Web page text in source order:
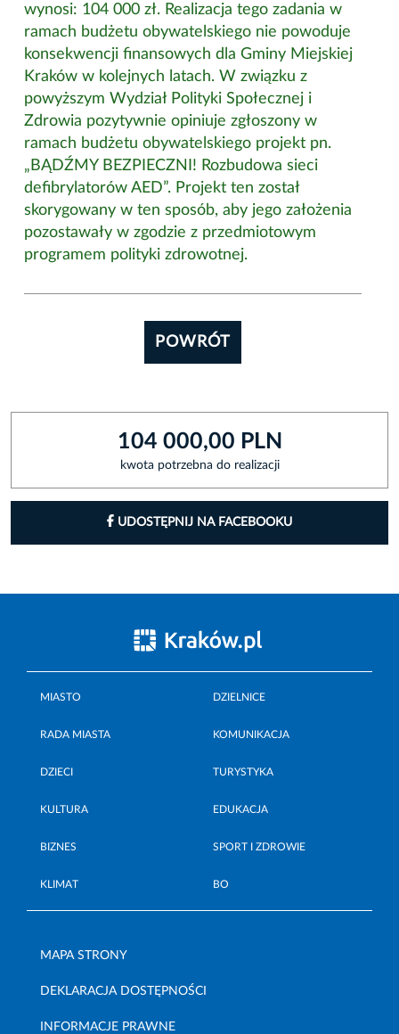
wynosi: 104 000 zł. Realizacja tego zadania w
ramach budżetu obywatelskiego nie powoduje
konsekwencji finansowych dla Gminy Miejskiej
Kraków w kolejnych latach. W związku z
powyższym Wydział Polityki Społecznej i
Zdrowia pozytywnie opiniuje zgłoszony w
ramach budżetu obywatelskiego projekt pn.
„BĄDŹMY BEZPIECZNI! Rozbudowa sieci
defibrylatorów AED”. Projekt ten został
skorygowany w ten sposób, aby jego założenia
pozostawały w zgodzie z przedmiotowym
programem polityki zdrowotnej.
POWRÓT
104 000,00 PLN
kwota potrzebna do realizacji
UDOSTĘPNIJ NA FACEBOOKU
MIASTO DZIELNICE
RADA MIASTA KOMUNIKACJA
DZIECI TURYSTYKA
KULTURA EDUKACJA
BIZNES SPORT I ZDROWIE
KLIMAT BO
MAPA STRONY
DEKLARACJA DOSTĘPNOŚCI
INFORMACJE PRAWNE